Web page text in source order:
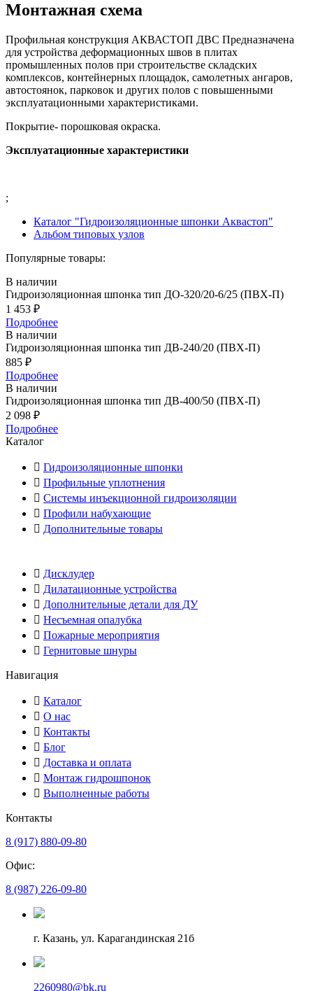
Монтажная схема
Профильная конструкция АКВАСТОП ДВС Предназначена
для устройства деформационных швов в плитах
промышленных полов при строительстве складских
комплексов, контейнерных площадок, самолетных ангаров,
автостоянок, парковок и других полов с повышенными
эксплуатационными характеристиками.
Покрытие- порошковая окраска.
Эксплуатационные характеристики
;
Каталог "Гидроизоляционные шпонки Аквастоп"
Альбом типовых узлов
Популярные товары:
В наличии
Гидроизоляционная шпонка тип ДО-320/20-6/25 (ПВХ-П)
1 453 ₽
Подробнее
В наличии
Гидроизоляционная шпонка тип ДВ-240/20 (ПВХ-П)
885 ₽
Подробнее
В наличии
Гидроизоляционная шпонка тип ДВ-400/50 (ПВХ-П)
2 098 ₽
Подробнее
Каталог
Гидроизоляционные шпонки
Профильные уплотнения
Системы инъекционной гидроизоляции
Профили набухающие
Дополнительные товары
Дисклудер
Дилатационные устройства
Дополнительные детали для ДУ
Несъемная опалубка
Пожарные мероприятия
Гернитовые шнуры
Навигация
Каталог
О нас
Контакты
Блог
Доставка и оплата
Монтаж гидрошпонок
Выполненные работы
Контакты
8 (917) 880-09-80
Офис:
8 (987) 226-09-80
г. Казань, ул. Карагандинская 21б
2260980@bk.ru